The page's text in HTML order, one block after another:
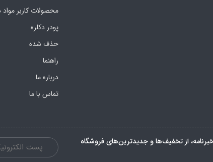
محصولات کاربر
پودر دکلره
حذف شده
راهنما
درباره ما
تماس با ما
از تخفیف‌ها و جدیدترین‌های فروشگاه